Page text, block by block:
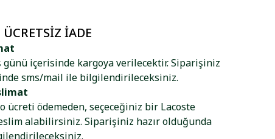
İADE
içerisinde kargoya verilecektir. Siparişiniz
sms/mail ile bilgilendirileceksiniz.
ücreti ödemeden, seçeceğiniz bir Lacoste
alabilirsiniz. Siparişiniz hazır olduğunda